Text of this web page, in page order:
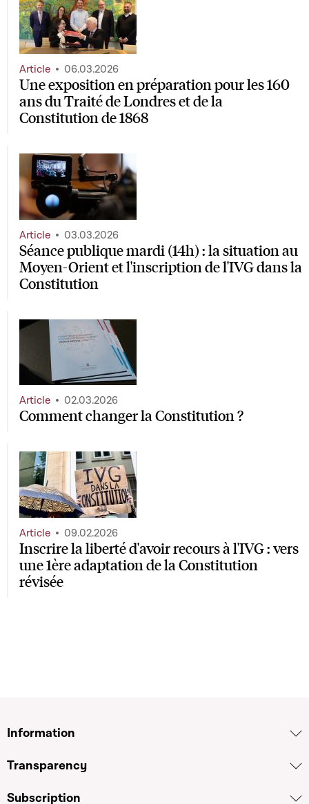
Une exposition en préparation pour les 160
ans du Traité de Londres et de la
Constitution de 1868
Article 06.03.2026
Séance publique mardi (14h) : la situation au
Moyen-Orient et l'inscription de l'IVG dans la
Constitution
Article 03.03.2026
Comment changer la Constitution ?
Article 02.03.2026
Inscrire la liberté d'avoir recours à l'IVG : vers
une 1ère adaptation de la Constitution
révisée
Article 09.02.2026
Information
Transparency
Subscription